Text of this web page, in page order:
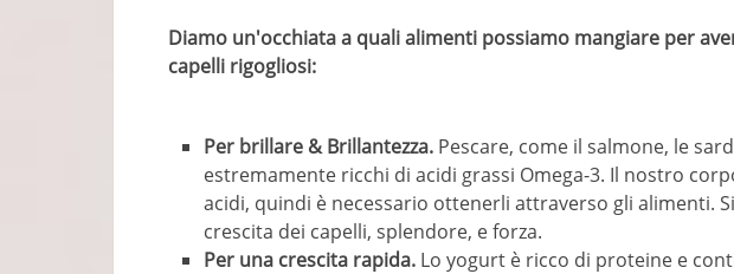
Diamo un'occhiata a quali alimenti possiamo mangiare per
capelli rigogliosi:
Per brillare & Brillantezza. Pescare, come il salmone, le
estremamente ricchi di acidi grassi Omega-3. Il nostro
acidi, quindi è necessario ottenerli attraverso gli alimenti.
crescita dei capelli, splendore, e forza.
Per una crescita rapida. Lo yogurt è ricco di proteine ​​e